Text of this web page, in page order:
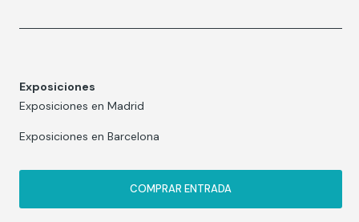
Exposiciones
Exposiciones en Madrid
Exposiciones en Barcelona
COMPRAR ENTRADA